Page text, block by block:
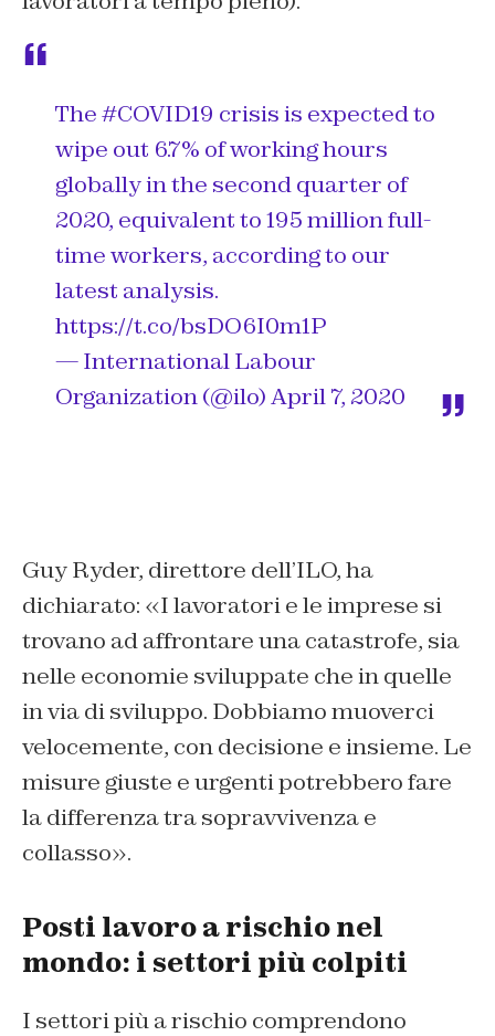
The#COVID19 crisis is expected to
wipe out 6.7% of working hours
globally in the second quarter of
2020, equivalent to 195 million full-
time workers, according to our
latest analysis.
https://t.co/bsDO6I0m1P
— International Labour
Organization (@ilo)April 7, 2020
Guy Ryder, direttore dell’ILO, ha
dichiarato: «I lavoratori e le imprese si
trovano ad affrontare una catastrofe, sia
nelle economie sviluppate che in quelle
in via di sviluppo. Dobbiamo muoverci
velocemente, con decisione e insieme. Le
misure giuste e urgenti potrebbero fare
la differenza tra sopravvivenza e
collasso».
Posti lavoro a rischio nel
mondo: i settori più colpiti
I settori più a rischio comprendono